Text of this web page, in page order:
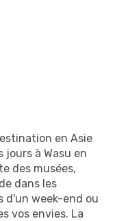
en Asie
jours à Wasu en
des musées,
dans les
d'un week-end ou
vos envies. La